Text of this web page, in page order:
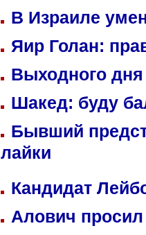
В Израиле
Яир Голан:
Выходного
Шакед: буду
Бывший
лайки
Кандидат
Алович просил